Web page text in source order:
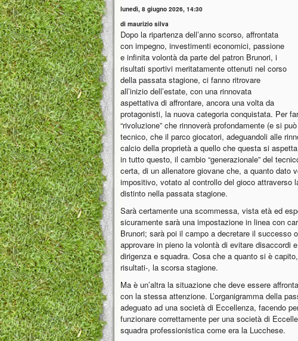
lunedì, 8 giugno 2026, 14:30
di maurizio silva
Dopo la ripartenza dell’anno scorso, affrontata
con impegno, investimenti economici, passione
e infinita volontà da parte del patron Brunori, i
risultati sportivi meritatamente ottenuti nel corso
della passata stagione, ci fanno ritrovare
all’inizio dell’estate, con una rinnovata
aspettativa di affrontare, ancora una volta da
protagonisti, la nuova categoria conquistata. Per
“rivoluzione” che rinnoverà profondamente (e si
tecnico, che il parco giocatori, adeguandoli alle
calcio della proprietà a quello che questa si
in tutto questo, il cambio “generazionale” del
certa, di un allenatore giovane che, a quanto dato
impositivo, votato al controllo del gioco attraverso
distinto nella passata stagione.
Sarà certamente una scommessa, vista età ed
sicuramente sarà una impostazione in linea con
Brunori; sarà poi il campo a decretare il successo
approvare in pieno la volontà di evitare disaccordi
dirigenza e squadra. Cosa che a quanto si è
risultati-, la scorsa stagione.
Ma è un’altra la situazione che deve essere
con la stessa attenzione. L’organigramma della
adeguato ad una società di Eccellenza, facendo
funzionare correttamente per una società di
squadra professionistica come era la Lucchese.